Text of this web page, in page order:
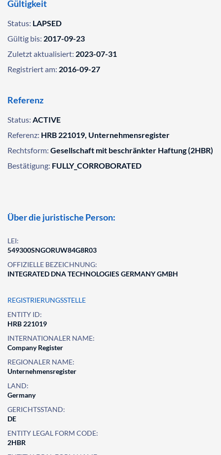
Gültigkeit
Status: LAPSED
Gültig bis: 2017-09-23
Zuletzt aktualisiert: 2023-07-31
Registriert am: 2016-09-27
Referenz
Status: ACTIVE
Referenz: HRB 221019, Unternehmensregister
Rechtsform: Gesellschaft mit beschränkter Haftung (2HBR)
Bestätigung: FULLY_CORROBORATED
Über die juristische Person:
LEI:
549300SNGORUW84G8R03
OFFIZIELLE BEZEICHNUNG:
INTEGRATED DNA TECHNOLOGIES GERMANY GMBH
REGISTRIERUNGSSTELLE
ENTITY ID:
HRB 221019
INTERNATIONALER NAME:
Company Register
REGIONALER NAME:
Unternehmensregister
LAND:
Germany
GERICHTSSTAND:
DE
ENTITY LEGAL FORM CODE:
2HBR